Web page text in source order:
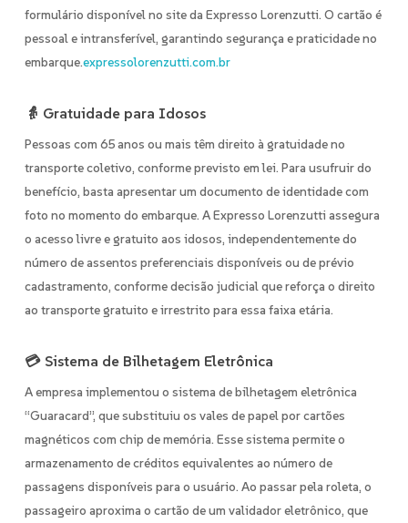
formulário disponível no site da Expresso Lorenzutti. O cartão é
pessoal e intransferível, garantindo segurança e praticidade no
embarque.expressolorenzutti.com.br
👵 Gratuidade para Idosos
Pessoas com 65 anos ou mais têm direito à gratuidade no
transporte coletivo, conforme previsto em lei. Para usufruir do
benefício, basta apresentar um documento de identidade com
foto no momento do embarque. A Expresso Lorenzutti assegura
o acesso livre e gratuito aos idosos, independentemente do
número de assentos preferenciais disponíveis ou de prévio
cadastramento, conforme decisão judicial que reforça o direito
ao transporte gratuito e irrestrito para essa faixa etária. ​
💳 Sistema de Bilhetagem Eletrônica
A empresa implementou o sistema de bilhetagem eletrônica
“Guaracard”, que substituiu os vales de papel por cartões
magnéticos com chip de memória. Esse sistema permite o
armazenamento de créditos equivalentes ao número de
passagens disponíveis para o usuário. Ao passar pela roleta, o
passageiro aproxima o cartão de um validador eletrônico, que